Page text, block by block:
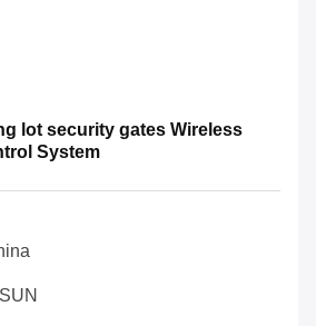
lot security gates Wireless
System